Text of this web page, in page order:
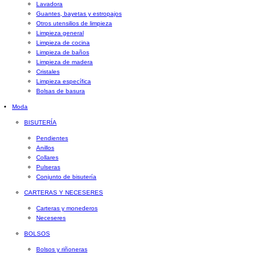
Lavadora
Guantes, bayetas y estropajos
Otros utensilios de limpieza
Limpieza general
Limpieza de cocina
Limpieza de baños
Limpieza de madera
Cristales
Limpieza específica
Bolsas de basura
Moda
BISUTERÍA
Pendientes
Anillos
Collares
Pulseras
Conjunto de bisutería
CARTERAS Y NECESERES
Carteras y monederos
Neceseres
BOLSOS
Bolsos y riñoneras